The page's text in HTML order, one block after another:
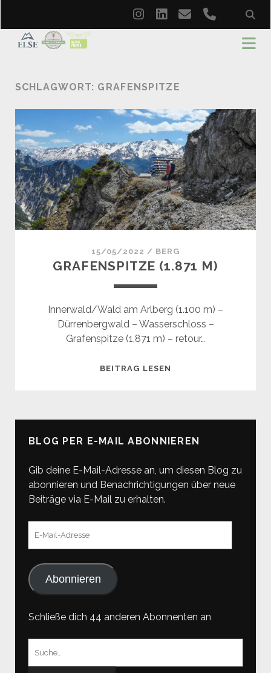
instagram
linkedin
emailphone
SCHLAGWORT: GRAFENSPITZE
15/05/2022 / BERG
GRAFENSPITZE (1.871 M)
Innerwald/Wald am Arlberg (1.100 m) –
Dürrenbergwald – Wasserschloss –
Grafenspitze (1.871 m) – retour…
BEITRAG LESEN
BLOG PER E-MAIL ABONNIEREN
Gib deine E-Mail-Adresse an, um diesen Blog zu
abonnieren und Benachrichtigungen über neue
Beiträge via E-Mail zu erhalten.
Abonnieren
Schließe dich 44 anderen Abonnenten an